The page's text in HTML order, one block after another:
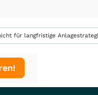
für langfristige